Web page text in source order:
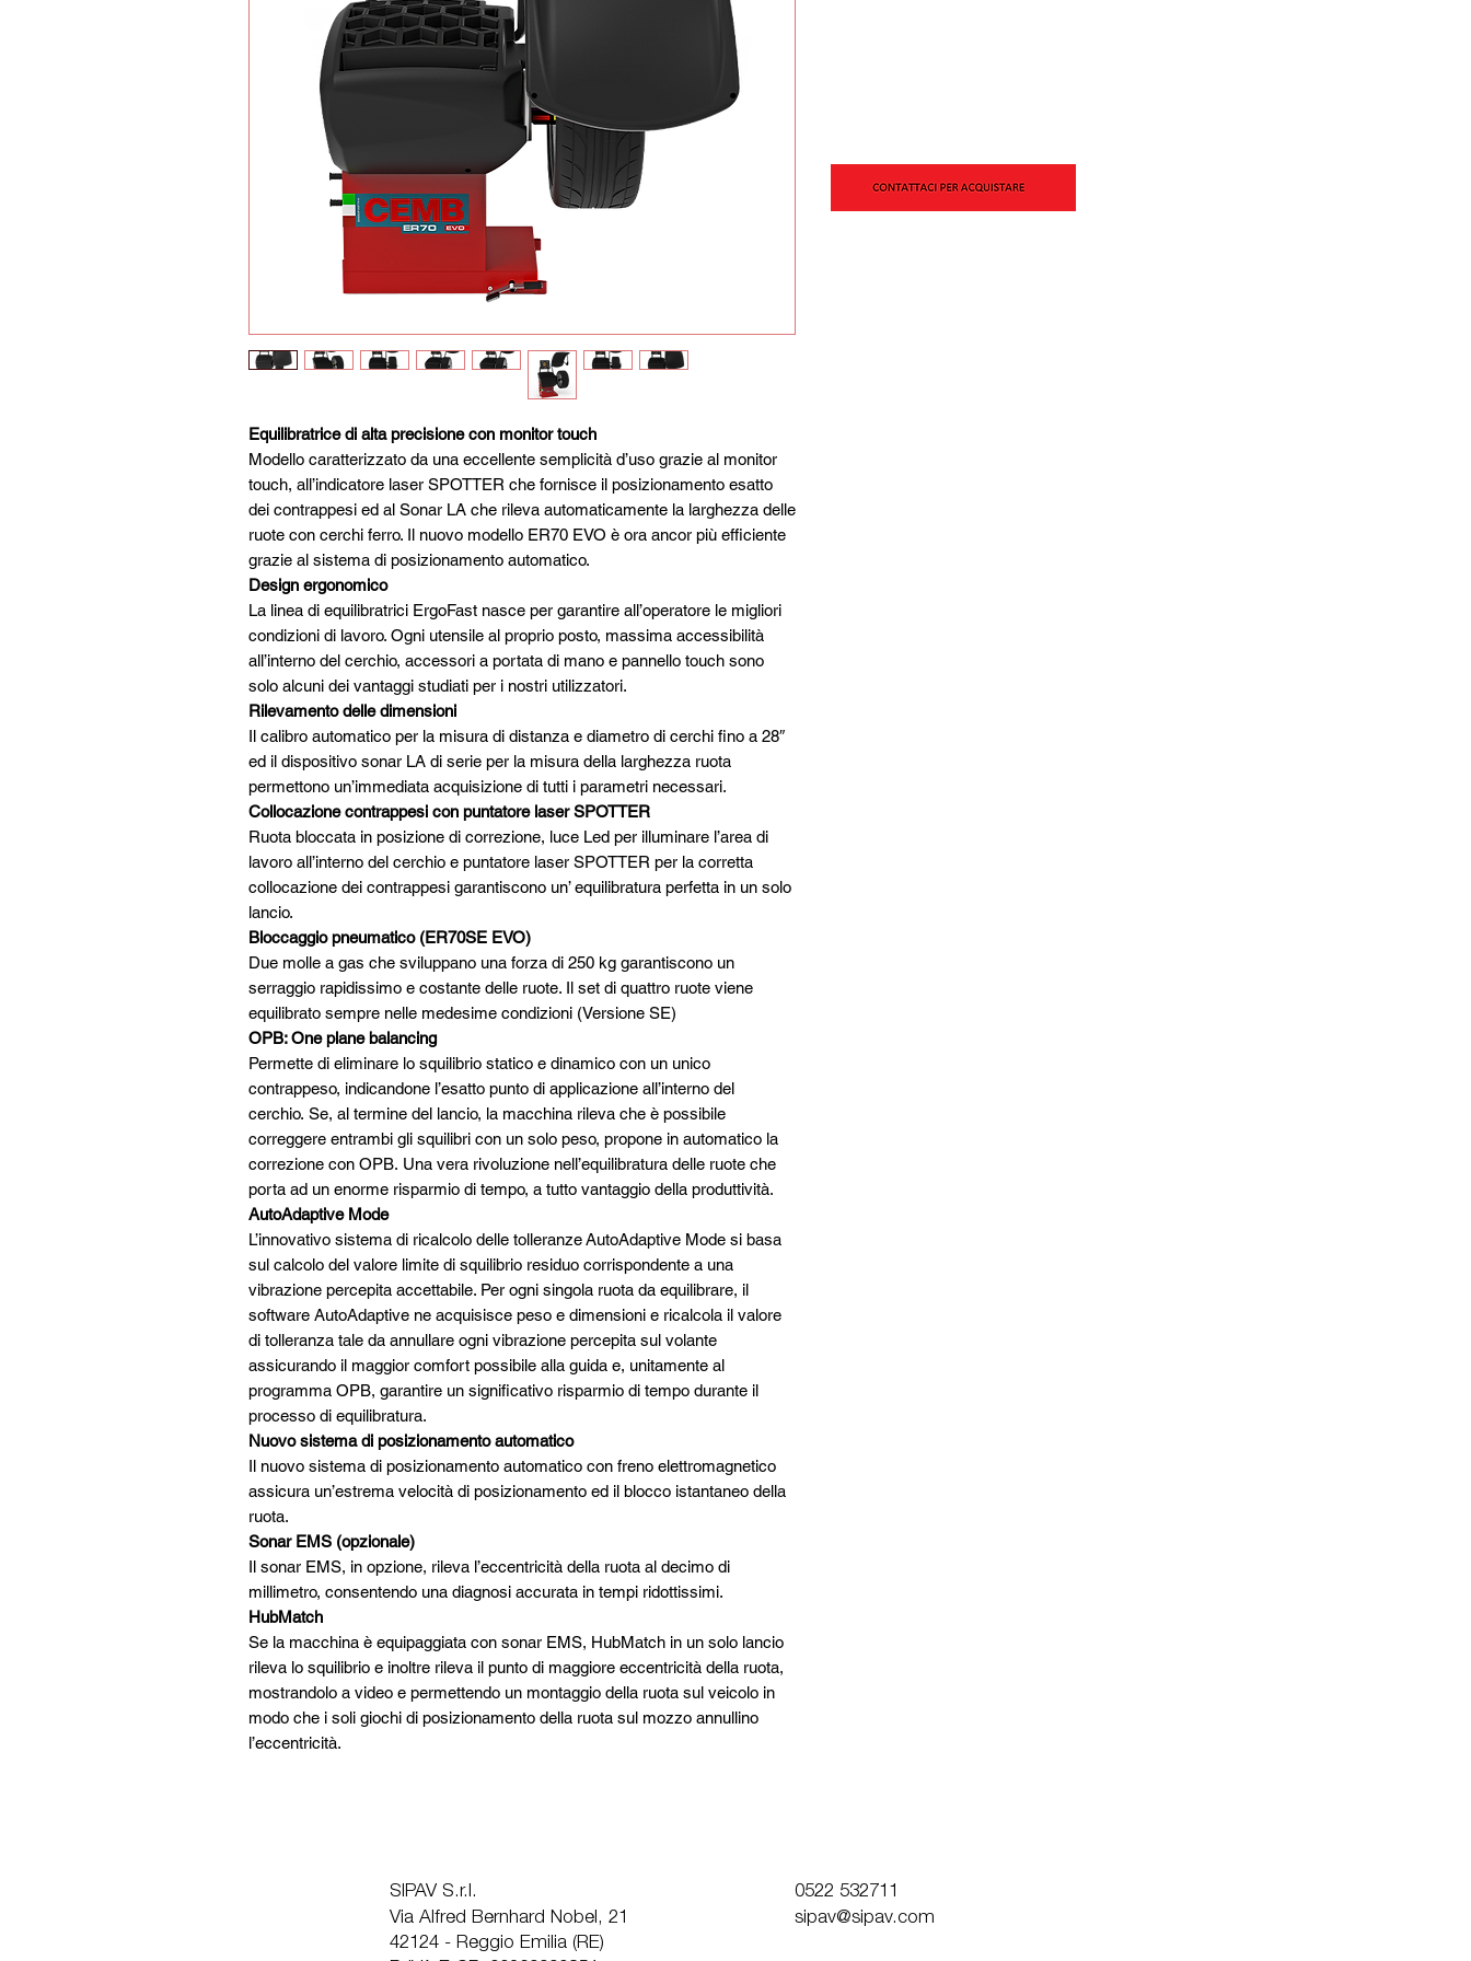
Equilibratrice di alta precisione con monitor touch
Modello caratterizzato da una eccellente semplicità d’uso grazie al monitor
touch, all’indicatore laser SPOTTER che fornisce il posizionamento esatto
dei contrappesi ed al Sonar LA che rileva automaticamente la larghezza delle
ruote con cerchi ferro. Il nuovo modello ER70 EVO è ora ancor più efficiente
grazie al sistema di posizionamento automatico.
Design ergonomico
La linea di equilibratrici ErgoFast nasce per garantire all’operatore le migliori
condizioni di lavoro. Ogni utensile al proprio posto, massima accessibilità
all’interno del cerchio, accessori a portata di mano e pannello touch sono
solo alcuni dei vantaggi studiati per i nostri utilizzatori.
Rilevamento delle dimensioni
Il calibro automatico per la misura di distanza e diametro di cerchi fino a 28″
ed il dispositivo sonar LA di serie per la misura della larghezza ruota
permettono un’immediata acquisizione di tutti i parametri necessari.
Collocazione contrappesi con puntatore laser SPOTTER
Ruota bloccata in posizione di correzione, luce Led per illuminare l’area di
lavoro all’interno del cerchio e puntatore laser SPOTTER per la corretta
collocazione dei contrappesi garantiscono un’ equilibratura perfetta in un solo
lancio.
Bloccaggio pneumatico (ER70SE EVO)
Due molle a gas che sviluppano una forza di 250 kg garantiscono un
serraggio rapidissimo e costante delle ruote. Il set di quattro ruote viene
equilibrato sempre nelle medesime condizioni (Versione SE)
OPB: One plane balancing
Permette di eliminare lo squilibrio statico e dinamico con un unico
contrappeso, indicandone l’esatto punto di applicazione all’interno del
cerchio. Se, al termine del lancio, la macchina rileva che è possibile
correggere entrambi gli squilibri con un solo peso, propone in automatico la
correzione con OPB. Una vera rivoluzione nell’equilibratura delle ruote che
porta ad un enorme risparmio di tempo, a tutto vantaggio della produttività.
AutoAdaptive Mode
L’innovativo sistema di ricalcolo delle tolleranze AutoAdaptive Mode si basa
sul calcolo del valore limite di squilibrio residuo corrispondente a una
vibrazione percepita accettabile. Per ogni singola ruota da equilibrare, il
software AutoAdaptive ne acquisisce peso e dimensioni e ricalcola il valore
di tolleranza tale da annullare ogni vibrazione percepita sul volante
assicurando il maggior comfort possibile alla guida e, unitamente al
programma OPB, garantire un significativo risparmio di tempo durante il
processo di equilibratura.
Nuovo sistema di posizionamento automatico
Il nuovo sistema di posizionamento automatico con freno elettromagnetico
assicura un’estrema velocità di posizionamento ed il blocco istantaneo della
ruota.
Sonar EMS (opzionale)
Il sonar EMS, in opzione, rileva l’eccentricità della ruota al decimo di
millimetro, consentendo una diagnosi accurata in tempi ridottissimi.
HubMatch
Se la macchina è equipaggiata con sonar EMS, HubMatch in un solo lancio
rileva lo squilibrio e inoltre rileva il punto di maggiore eccentricità della ruota,
mostrandolo a video e permettendo un montaggio della ruota sul veicolo in
modo che i soli giochi di posizionamento della ruota sul mozzo annullino
l’eccentricità.
SIPAV S.r.l.
Via Alfred Bernhard Nobel, 21
42124 - Reggio Emilia (RE)
0522 532711
sipav@sipav.com